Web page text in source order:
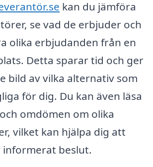
kan du jämföra
se vad de erbjuder och
olika erbjudanden från en
Detta sparar tid och ger
bild av vilka alternativ som
för dig. Du kan även läsa
omdömen om olika
vilket kan hjälpa dig att
beslut.